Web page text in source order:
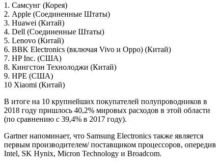
1. Самсунг (Корея)
2. Apple (Соединенные Штаты)
3. Huawei (Китай)
4. Dell (Соединенные Штаты)
5. Lenovo (Китай)
6. BBK Electronics (включая Vivo и Oppo) (Китай)
7. HP Inc. (США)
8. Кингстон Технолоджи (Китай)
9. HPE (США)
10 Xiaomi (Китай)
В итоге на 10 крупнейших покупателей полупроводников в
2018 году пришлось 40,2% мировых расходов в этой области
(по сравнению с 39,4% в 2017 году).
Gartner напоминает, что Samsung Electronics также является
первым производителем/ поставщиком процессоров, опередив
Intel, SK Hynix, Micron Technology и Broadcom.